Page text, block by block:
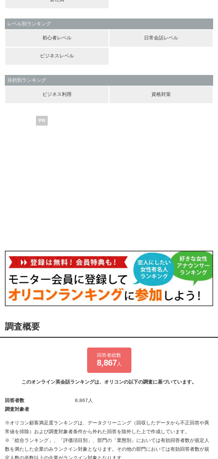
レベル別ランキング
初心者レベル 日常会話レベル
ビジネスレベル
目的別ランキング
ビジネス利用 資格対策
PR
調査概要
回答者総数
8,867 人
このオンライン英会話ランキングは、オリコンの以下の調査に基づいています。
回答者数
8,867人
調査対象者
※オリコン顧客満足度ランキングは、データクリーニング（回収したデータから不正回答や異
常値を排除）および調査対象者条件から外れた回答を除外した上で作成しています。
※「総合ランキング」、「評価項目別」、部門の「業態別」においては有効回答者数が規定人
数を満たした企業のみランクイン対象となります。その他の部門においては有効回答者数が規
定人数の半数以上の企業がランクイン対象となります。